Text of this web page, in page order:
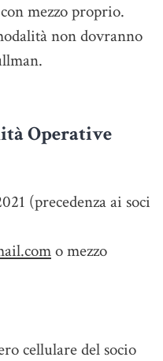
mezzo proprio.
non dovranno
Operative
(precedenza ai soci
o mezzo
cellulare del socio